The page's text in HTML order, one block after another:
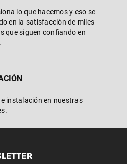
lo que hacemos y eso se
en la satisfacción de miles
que siguen confiando en
instalación en nuestras